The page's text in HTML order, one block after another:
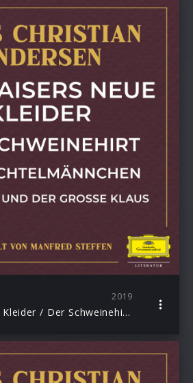
2019
Des Kaisers neue Kleider / Der Schweinehirt / Das Wichtelmännchen / Der kleine und große Klaus